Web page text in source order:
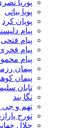
پوریا نصری
پویا بیاتی
پویان کرد
پیام دلپسند
پیام فتحی
پیام فخری
پیام محمودیان
پیمان رزمجویی
پیمان کوهستانی
تابان سلیمانی
تگا بند
تهم و جی دال
تورج پارازیت
جلال جهانی